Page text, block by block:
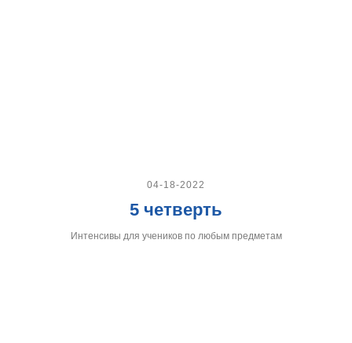
04-18-2022
5 четверть
Интенсивы для учеников по любым предметам